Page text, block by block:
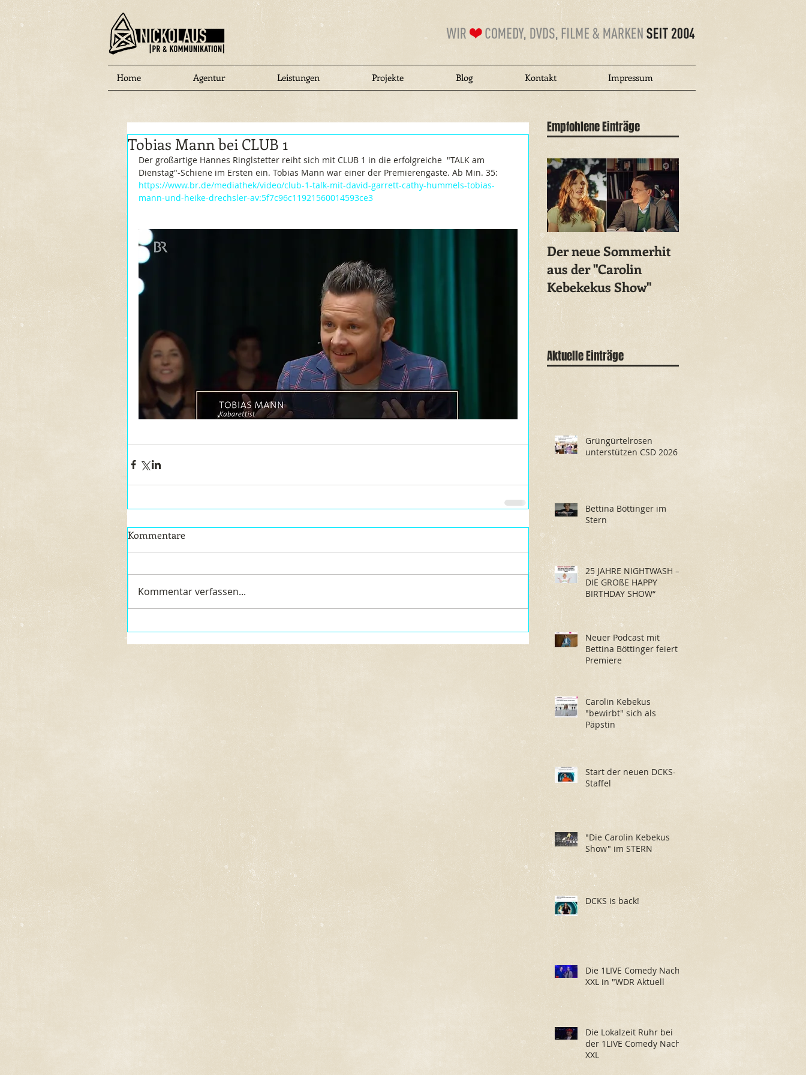
Home Agentur Leistungen Projekte Blog Kontakt Impressum
Tobias Mann bei CLUB 1
Der großartige Hannes Ringlstetter reiht sich mit CLUB 1 in die erfolgreiche  "TALK am
Dienstag"-Schiene im Ersten ein. Tobias Mann war einer der Premierengäste. Ab Min. 35:
https://www.br.de/mediathek/video/club-1-talk-mit-david-garrett-cathy-hummels-tobias-
mann-und-heike-drechsler-av:5f7c96c11921560014593ce3
Kommentare
Kommentar verfassen...
Empfohlene Einträge
Der neue Sommerhit
aus der "Carolin
Kebekekus Show"
Kebekus nennt
Vatikan-
Entscheidung
«Armutszeugnis»
Aktuelle Einträge
Grüngürtelrosen
unterstützen CSD 2026
Bettina Böttinger im
Stern
25 JAHRE NIGHTWASH –
DIE GROßE HAPPY
BIRTHDAY SHOW“
Neuer Podcast mit
Bettina Böttinger feiert
Premiere
Carolin Kebekus
"bewirbt" sich als
Päpstin
Start der neuen DCKS-
Staffel
"Die Carolin Kebekus
Show" im STERN
DCKS is back!
Die 1LIVE Comedy Nacht
XXL in "WDR Aktuell
Die Lokalzeit Ruhr bei
der 1LIVE Comedy Nacht
XXL